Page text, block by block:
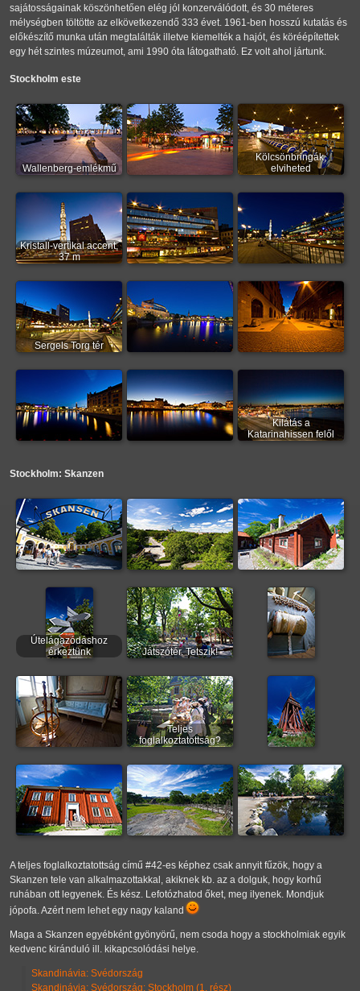
sajátosságainak köszönhetően elég jól konzerválódott, és 30 méteres
mélységben töltötte az elkövetkezendő 333 évet. 1961-ben hosszú kutatás és
előkészítő munka után megtalálták illetve kiemelték a hajót, és köréépítettek
egy hét szintes múzeumot, ami 1990 óta látogatható. Ez volt ahol jártunk.
Stockholm este
Wallenberg-emlékmű
Kölcsönbringák,
elviheted
Kristall-vertikal accent,
37 m
Sergels Torg tér
Kilátás a
Katarinahissen felől
Stockholm: Skanzen
Útelágazódáshoz
érkeztünk
Játszótér. Tetszik!
Teljes
foglalkoztatottság?
A teljes foglalkoztatottság című #42-es képhez csak annyit fűzök, hogy a
Skanzen tele van alkalmazottakkal, akiknek kb. az a dolguk, hogy korhű
ruhában ott legyenek. És kész. Lefotózhatod őket, meg ilyenek. Mondjuk
jópofa. Azért nem lehet egy nagy kaland
Maga a Skanzen egyébként gyönyörű, nem csoda hogy a stockholmiak egyik
kedvenc kiránduló ill. kikapcsolódási helye.
Skandinávia: Svédország
Skandinávia: Svédország: Stockholm (1. rész)